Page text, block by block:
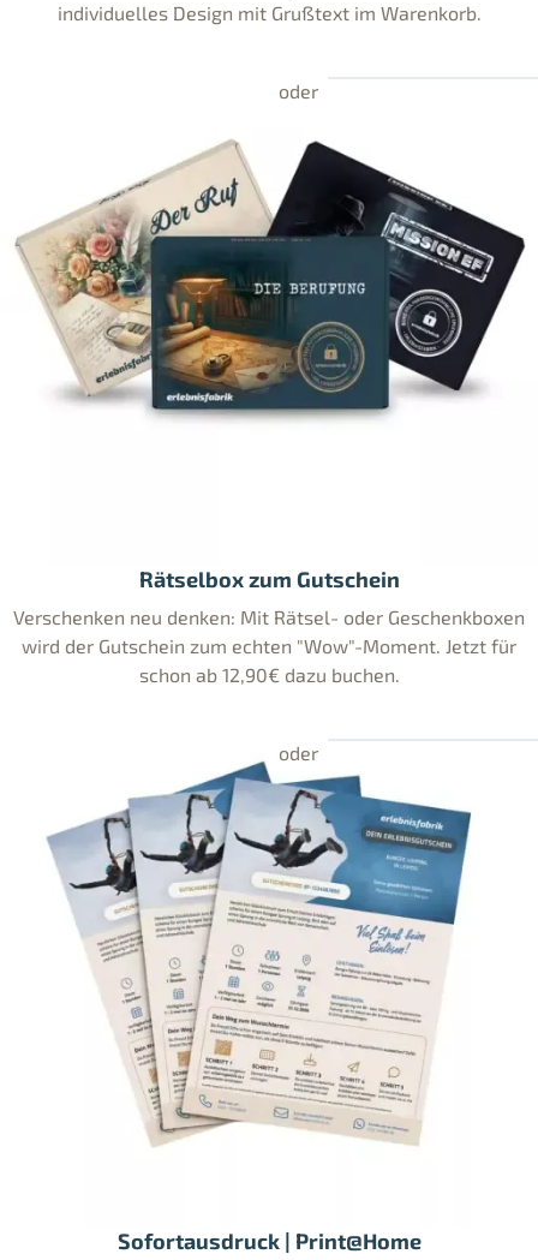
individuelles Design mit Grußtext im Warenkorb.
Rätselbox zum Gutschein
Verschenken neu denken: Mit Rätsel- oder Geschenkboxen
wird der Gutschein zum echten "Wow"-Moment. Jetzt für
schon ab 12,90€ dazu buchen.
Sofortausdruck | Print@Home